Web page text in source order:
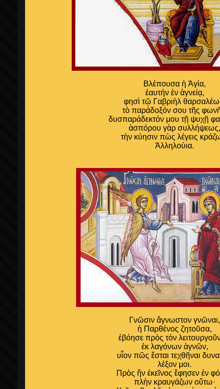
Βλέπουσα ἡ Ἁγία,
ἑαυτήν ἐν ἁγνείᾳ,
φησὶ τῷ Γαβριὴλ
τὸ παράδοξόν σου τῆς
δυσπαράδεκτόν μου τῇ ψυχῇ
ἀσπόρου γὰρ
τὴν κύησιν πὼς λέγεις
Ἀλληλούια.
Γνῶσιν ἄγνωστον γνῶναι,
ἡ Παρθένος ζητοῦσα,
ἐβόησε πρὸς τὸν
ἐκ λαγόνων ἁγνῶν,
υἷον πῶς ἔσται τεχθῆναι
λέξον μοι.
Πρὸς ἥν ἐκεῖνος ἔφησεν ἐν
πλὴν κραυγάζων οὕτω·